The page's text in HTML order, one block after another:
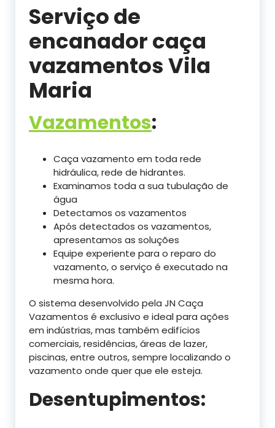
Serviço de
encanador caça
vazamentos Vila
Maria
Vazamentos:
Caça vazamento em toda rede
hidráulica, rede de hidrantes.
Examinamos toda a sua tubulação de
água
Detectamos os vazamentos
Após detectados os vazamentos,
apresentamos as soluções
Equipe experiente para o reparo do
vazamento, o serviço é executado na
mesma hora.
O sistema desenvolvido pela JN Caça
Vazamentos é exclusivo e ideal para ações
em indústrias, mas também edifícios
comerciais, residências, áreas de lazer,
piscinas, entre outros, sempre localizando o
vazamento onde quer que ele esteja.
Desentupimentos: